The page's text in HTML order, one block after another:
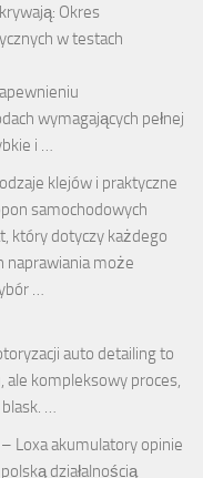
Okres
w testach
wymagających pełnej
i …
klejów i praktyczne
samochodowych
który dotyczy każdego
naprawiania może
…
auto detailing to
ale kompleksowy proces,
…
Loxa akumulatory opinie
działalnością